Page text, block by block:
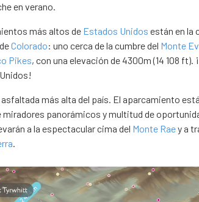
en verano.
más altos de Estados Unidos están en la
Colorado: uno cerca de la cumbre del Monte
Pikes, con una elevación de 4300m (14 108 ft).
más alta del país. El aparcamiento
miradores panorámicos y multitud de
a la espectacular cima del Monte Raey a
.